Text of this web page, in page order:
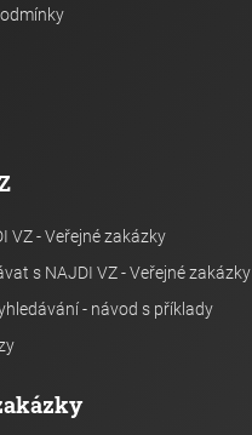
VZ - Veřejné zakázky
s NAJDI VZ - Veřejné zakázky
- návod s příklady